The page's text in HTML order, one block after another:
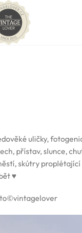
uličky,
přístav, slunce,
skútry proplétající
♥